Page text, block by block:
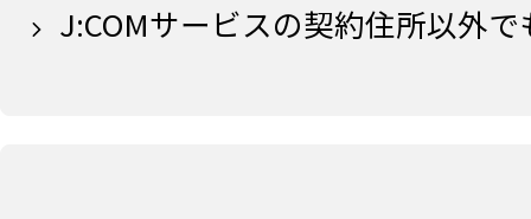
J:COMサービスの契約住所以外